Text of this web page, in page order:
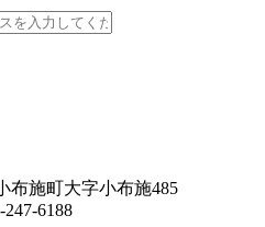
布施町大字小布施485
6188